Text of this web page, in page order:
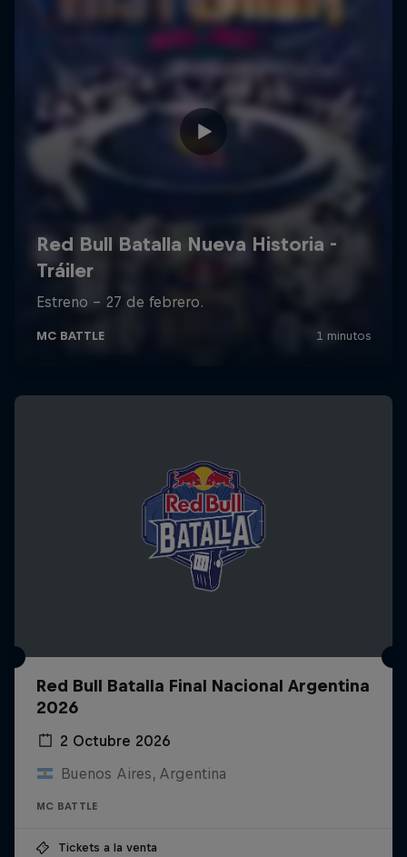
Red Bull Batalla Final Nacional Argentina
2026
2 Octubre 2026
Buenos Aires, Argentina
MC BATTLE
Tickets a la venta